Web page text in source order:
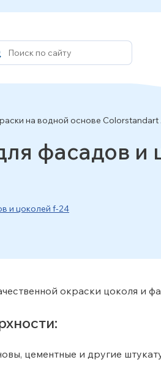
на водной основе Сolorstandart
фасадов и
окраски цоколя и
цементные и другие